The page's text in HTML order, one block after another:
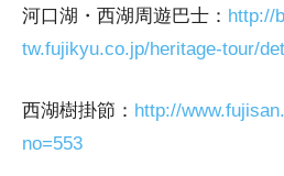
河口湖・西湖周遊巴士： http://
tw.fujikyu.co.jp/heritage-tour/
西湖樹掛節： http://
no=553